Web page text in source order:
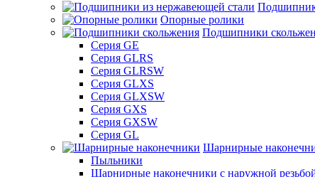
Опорные ролики
Подшипники
Серия GE
Серия GLRS
Серия GLRSW
Серия GLXS
Серия GLXSW
Серия GXS
Серия GXSW
Серия GL
Шарнирные
Пыльники
Шарнирные наконечники с наружной